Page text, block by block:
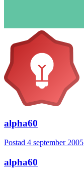
alpha60
Postad 4 september 2005
alpha60